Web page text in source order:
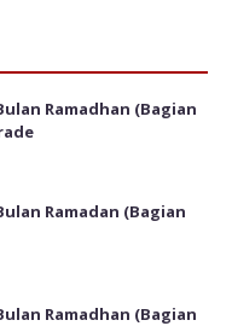
Ramadhan (Bagian
Ramadan (Bagian
Ramadhan (Bagian